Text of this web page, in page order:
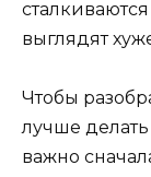
выглядят
Чтобы
лучше
важно